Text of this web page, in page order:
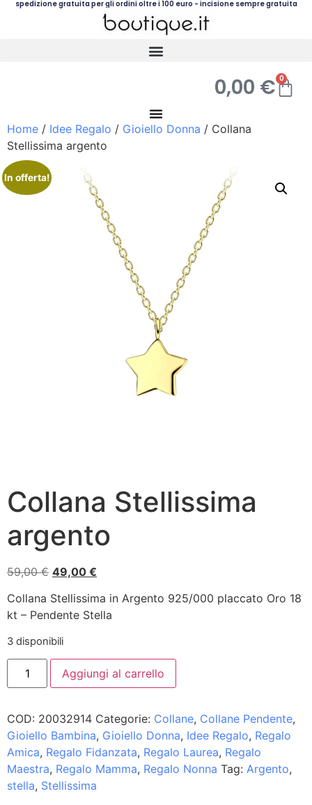
spedizione gratuita per gli ordini oltre i 100 euro - incisione sempre gratuita
0,00 € 0
Home / Idee Regalo / Gioiello Donna / Collana
Stellissima argento
In offerta!
Collana Stellissima
argento
59,00€ 49,00 €
Collana Stellissima in Argento 925/000 placcato Oro 18
kt – Pendente Stella
3 disponibili
Aggiungi al carrello
COD: 20032914 Categorie: Collane, Collane Pendente,
Gioiello Bambina, Gioiello Donna, Idee Regalo, Regalo
Amica, Regalo Fidanzata, Regalo Laurea, Regalo
Maestra, Regalo Mamma, Regalo Nonna Tag: Argento,
stella, Stellissima